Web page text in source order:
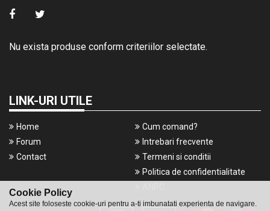
Cookie Policy
Acest site foloseste cookie-uri pentru a-ti imbunatati experienta de navigare.
Nu exista produse conform criteriilor selectate.
LINK-URI UTILE
Home
Forum
Contact
Cum comand?
Intrebari frecvente
Termeni si conditii
Politica de confidentialitate